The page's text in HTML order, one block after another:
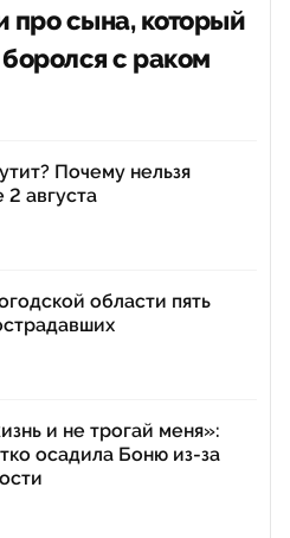
про сына, который
с раком
Почему нельзя
2 августа
области пять
и не трогай меня»:
осадила Боню из‑за